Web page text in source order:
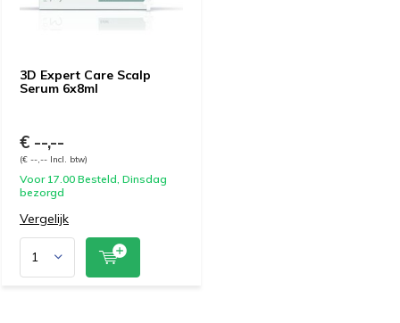
3D Expert Care Scalp
Serum 6x8ml
€ --,--
(€ --,-- Incl. btw)
Voor 17.00 Besteld, Dinsdag
bezorgd
Vergelijk